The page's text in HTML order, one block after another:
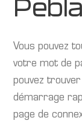
Vous pouvez
votre mot de
pouvez
démarrage
page de